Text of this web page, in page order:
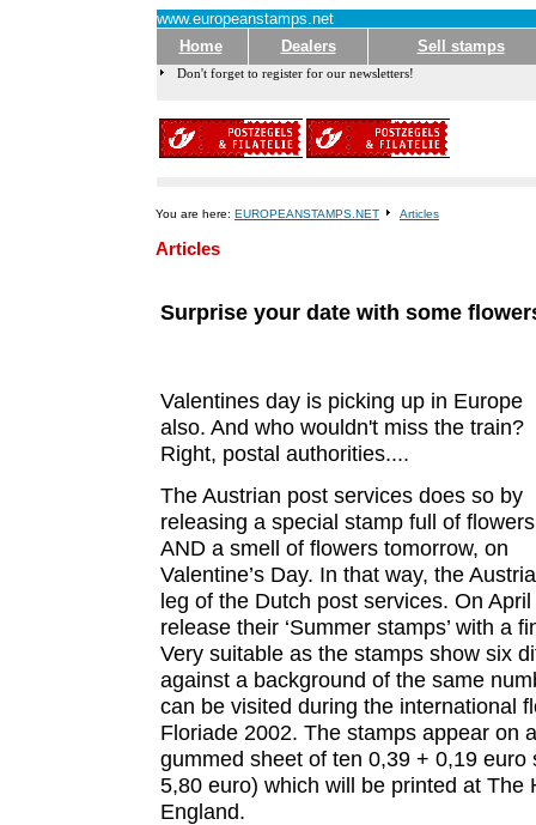
www.europeanstamps.net
Home
Dealers Sell stamps
Don't forget to register for our newsletters!
You are here: EUROPEANSTAMPS.NET Articles
Articles
Surprise your date with some
Valentines day is picking up in Europe
also. And who wouldn't miss the train?
Right, postal authorities....
The Austrian post services does so by
releasing a special stamp full of flowers
AND a smell of flowers tomorrow, on
Valentine’s Day. In that way, the
leg of the Dutch post services. On
release their ‘Summer stamps’ with a
Very suitable as the stamps show six
against a background of the same
can be visited during the international
Floriade 2002. The stamps appear on a
gummed sheet of ten 0,39 + 0,19 euro
5,80 euro) which will be printed at The
England.